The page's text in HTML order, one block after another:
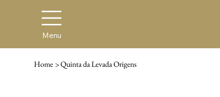
Menu
Home >Quinta da Levada Origens